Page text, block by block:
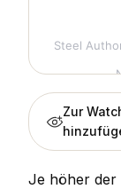
Steel
Zur
Je höher der